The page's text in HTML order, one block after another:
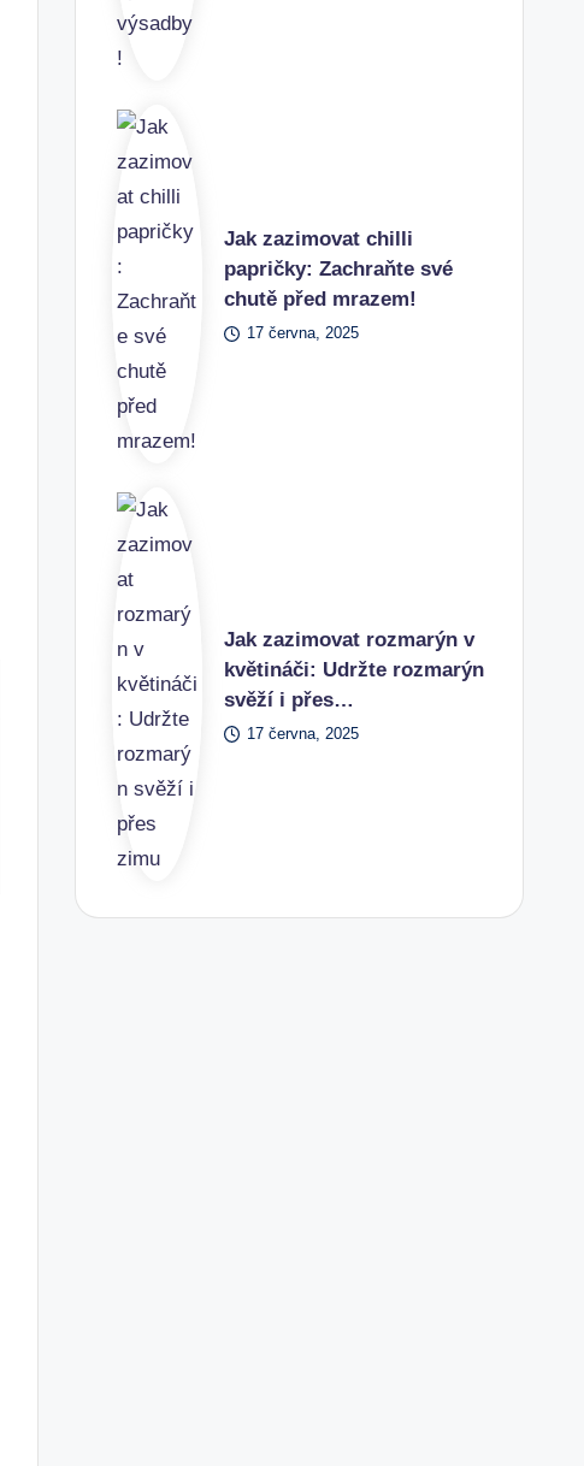
Jak zazimovat chilli
papričky: Zachraňte své
chutě před mrazem!
17 června, 2025
Jak zazimovat rozmarýn v
květináči: Udržte rozmarýn
svěží i přes…
17 června, 2025